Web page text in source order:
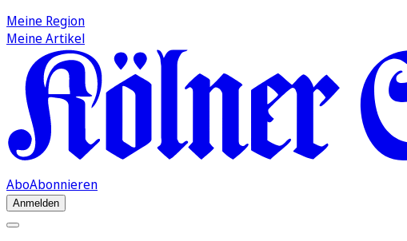
Meine Region
Meine Artikel
AboAbonnieren
Anmelden